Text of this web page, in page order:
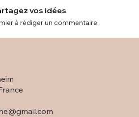
vos idées
à rédiger un commentaire.